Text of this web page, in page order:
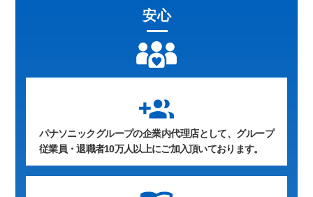
安心
group_add
パナソニックグループの企業内代理店として、グループ
従業員・退職者10万人以上にご加入頂いております。